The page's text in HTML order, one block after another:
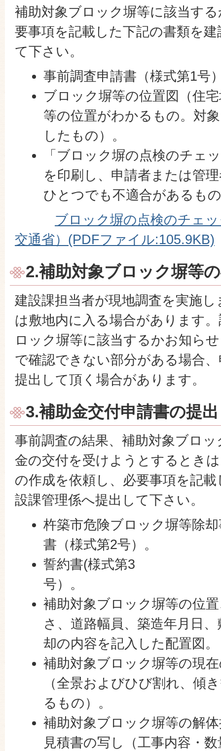
補助対象ブロック塀等に該当す
要事項を記載した下記の書類を
て下さい。
事前調査申請書（様式第1号
ブロック塀等の位置図（住
等の位置がわかるもの。対
したもの）。
「ブロック塀の点検のチェ
を印刷し、申請者または管
ひとつでも不適合があるも
ブロック塀の点検のチェ
交通省）(PDFファイル:105.9KB)
2.補助対象ブロック塀等
建設課担当者が現地調査を実施
は敷地内に入る場合があります
ロック塀等に該当するかお知ら
で確認できない部分がある場合
提出して頂く場合があります。
3.補助金交付申請書の提出
事前調査の結果、補助対象ブロ
金の交付を受けようとするとき
の作成を依頼し、必要事項を記
設課管理係へ提出して下さい。
杵築市危険ブロック塀等除
書（様式第2号）。
誓約書(様式第3
補助対象ブロック塀等の位
さ、道路幅員、築造年月日
却の内容を記入した配置図。
補助対象ブロック塀等の現
（全景およびひび割れ、傾
るもの）。
補助対象ブロック塀等の解
見積書の写し（工事内容・